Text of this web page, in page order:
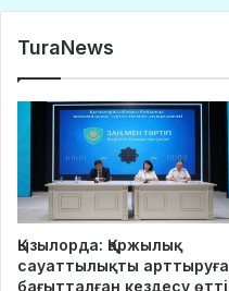
TuraNews
Қызылорда: Қаржылық
сауаттылықты арттыруға
бағытталған кездесу өтті